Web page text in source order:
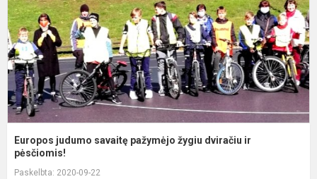
Europos judumo savaitę pažymėjo žygiu dviračiu ir
pėsčiomis!
Paskelbta: 2020-09-22